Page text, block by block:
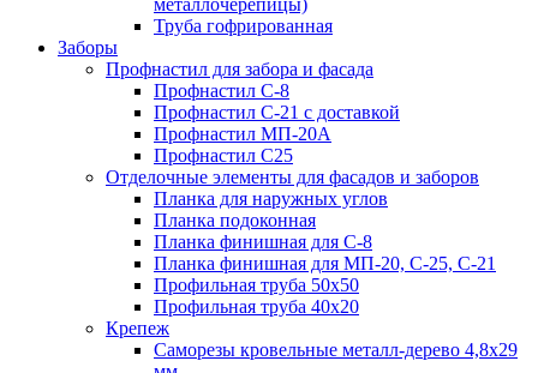
металлочерепицы)
Труба гофрированная
Заборы
Профнастил для забора и фасада
Профнастил С-8
Профнастил С-21 с доставкой
Профнастил МП-20А
Профнастил С25
Отделочные элементы для фасадов и заборов
Планка для наружных углов
Планка подоконная
Планка финишная для С-8
Планка финишная для МП-20, С-25, С-21
Профильная труба 50x50
Профильная труба 40x20
Крепеж
Саморезы кровельные металл-дерево 4,8х29